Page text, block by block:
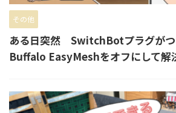
その他
ある日突然 SwitchBotプラグが
Buffalo EasyMeshをオフにして解